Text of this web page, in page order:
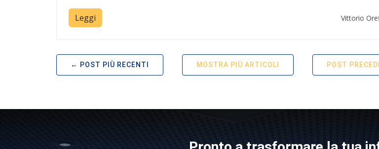
Leggi Vittorio
POST PIÙ RECENTI MOSTRA PIÙ ARTICOLI POST